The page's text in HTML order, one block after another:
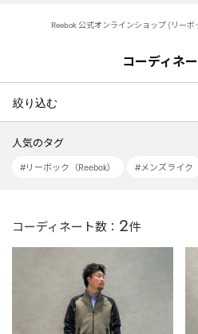
Reebok 公式オンラインショップ (リーボ
コーディネ
絞り込む
人気のタグ
#リーボック（Reebok） #メンズライク
コーディネート数： 2件